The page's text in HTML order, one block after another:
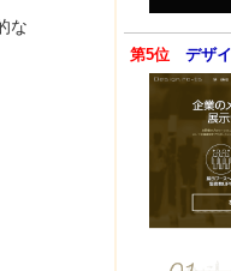
な
第5位 デザ